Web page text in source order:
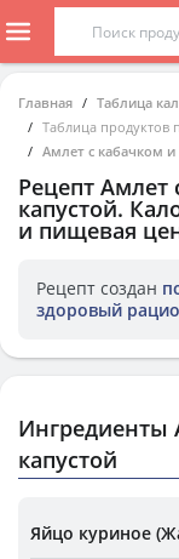
Главная
Таблица
Таблица продуктов
Амлет с кабачком и
Рецепт Амлет
капустой.
и пищевая
Рецепт создан
здоровый
Ингредиенты
капустой
Яйцо куриное